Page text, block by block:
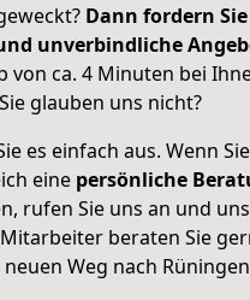
Dann fordern
unverbindliche
von ca. 4 Minuten bei
Sie glauben uns nicht?
es einfach aus. Wenn
eine persönliche
rufen Sie uns an und
beraten Sie
Weg nach